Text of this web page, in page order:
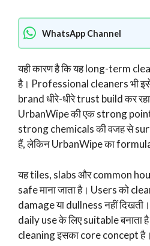
WhatsApp Channel
यही कारण है कि यह long-term
है। Professional cleaners भी
brand धीरे-धीरे trust build कर
UrbanWipe की एक strong
strong chemicals की वजह से
हैं, लेकिन UrbanWipe का
यह tiles, slabs और common
safe माना जाता है। Users को
damage या dullness नहीं
daily use के लिए suitable
cleaning इसका core concept है।